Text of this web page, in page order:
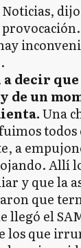
a decir
de un
Una
a
Allí
y que la
que
llegó el
los que